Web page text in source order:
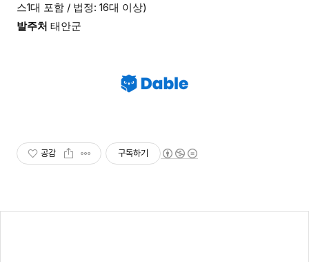
스1대 포함 / 법정: 16대 이상)
발주처 태안군
공감 구독하기